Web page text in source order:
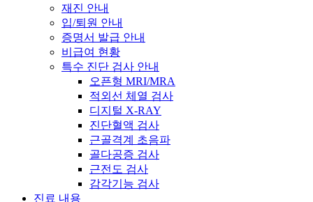
재진 안내
입/퇴원 안내
증명서 발급 안내
비급여 현황
특수 진단 검사 안내
오픈형 MRI/MRA
적외선 체열 검사
디지털 X-RAY
진단혈액 검사
근골격계 초음파
골다공증 검사
근전도 검사
감각기능 검사
진료 내용